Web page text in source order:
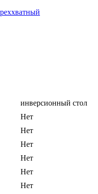
инверсионный стол
Нет
Нет
Нет
Нет
Нет
Нет